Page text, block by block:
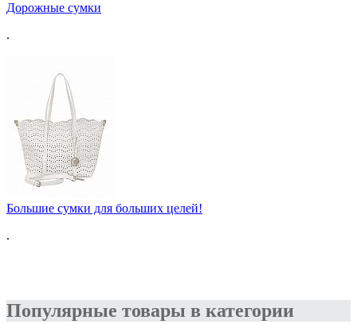
Дорожные сумки
.
Большие сумки для больших целей!
.
Популярные товары в категории